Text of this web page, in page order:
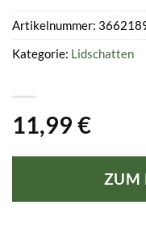
11,99 €
ZUM
Artikelnummer:
Kategorie: Lidschatten